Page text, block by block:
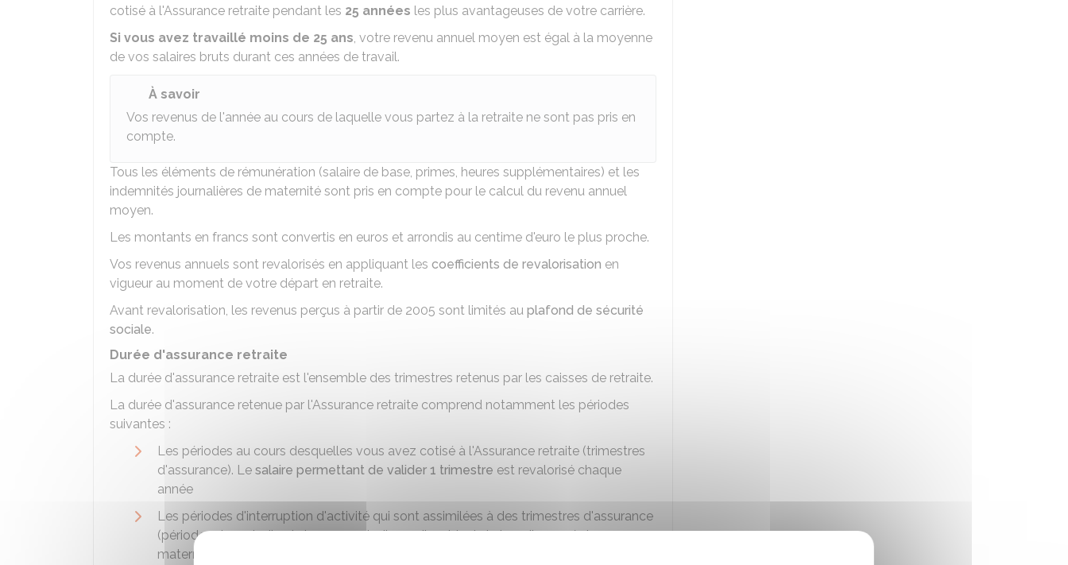
cotisé à l'Assurance retraite pendant les 25 années les plus avantageuses de votre carrière.
Si vous avez travaillé moins de 25 ans, votre revenu annuel moyen est égal à la moyenne
de vos salaires bruts durant ces années de travail.
À savoir
Vos revenus de l'année au cours de laquelle vous partez à la retraite ne sont pas pris en
compte.
Tous les éléments de rémunération (salaire de base, primes, heures supplémentaires) et les
indemnités journalières de maternité sont pris en compte pour le calcul du revenu annuel
moyen.
Les montants en francs sont convertis en euros et arrondis au centime d'euro le plus proche.
Vos revenus annuels sont revalorisés en appliquant les coefficients de revalorisation en
vigueur au moment de votre départ en retraite.
Avant revalorisation, les revenus perçus à partir de 2005 sont limités au plafond de sécurité
sociale.
Durée d'assurance retraite
La durée d'assurance retraite est l'ensemble des trimestres retenus par les caisses de retraite.
La durée d'assurance retenue par l'Assurance retraite comprend notamment les périodes
suivantes :
Les périodes au cours desquelles vous avez cotisé à l'Assurance retraite (trimestres
d'assurance). Le salaire permettant de valider 1 trimestre est revalorisé chaque
année
Les périodes d'interruption d'activité qui sont assimilées à des trimestres d'assurance
(périodes de maladie, de longue maladie ou d'accident de travail, congé de
maternité, périodes au cours desquelles vous avez perçu une pension d'invalidité,